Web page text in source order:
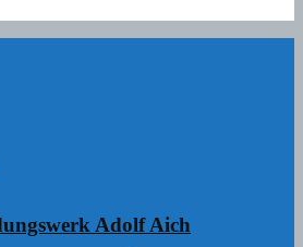
Adolf Aich